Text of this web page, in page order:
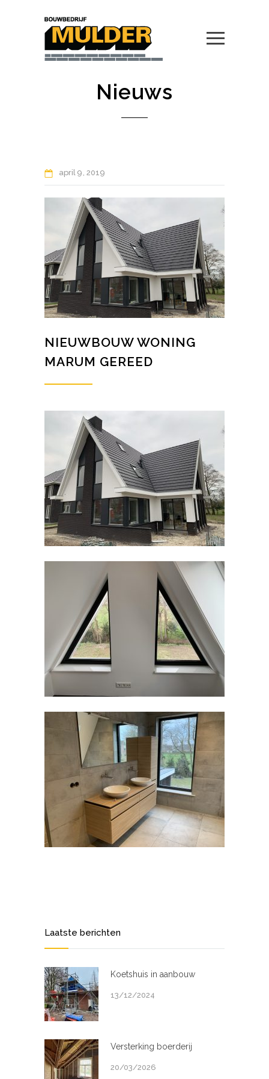
Nieuws
april 9 2019
NIEUWBOUW WONING
MARUM GEREED
Laatste berichten
Koetshuis in aanbouw
13/12/2024
Versterking boerderij
20/03/2026